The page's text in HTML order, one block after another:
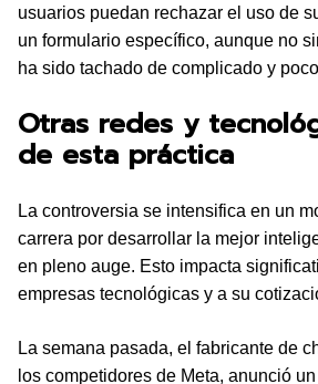
usuarios puedan rechazar el uso de
un formulario específico, aunque no
ha sido tachado de complicado y
Otras redes y
de esta práctica
La controversia se intensifica en un
carrera por desarrollar la mejor
en pleno auge. Esto impacta
empresas tecnológicas y a su
La semana pasada, el fabricante de
los competidores de Meta, anunció